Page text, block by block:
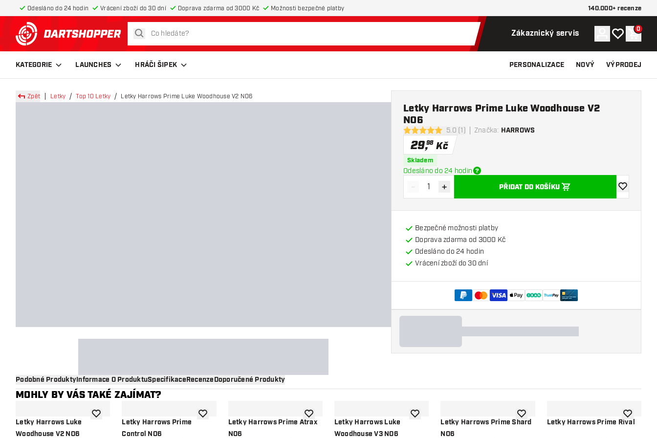
Odesláno do 24 hodin Vrácení zboží do 30 dní Doprava zdarma od 3000 Kč Možnosti bezpečné platby 140.000+ recenze
Zpět na hlavní stránku
hledat Zákaznický servis ÚčetMůj seznam
0
KATEGORIE LAUNCHES HRÁČI ŠIPEK PERSONALIZACE NOVÝ VÝPRODEJ
Zpět Letky Top 10 Letky Letky Harrows Prime Luke Woodhouse V2 NO6
5 hodnoticí hvězdičky
5.0 (1) Značka: HARROWS
Letky Harrows Prime Luke Woodhouse V2
NO6
29,98 Kč
Skladem
Odesláno do 24 hodin
Snížit množství
- Zvýšit množství
+ PŘIDAT DO KOŠÍKU
Přidat do
Bezpečné možnosti platby
Doprava zdarma od 3000 Kč
Odesláno do 24 hodin
Vrácení zboží do 30 dní
Podobné ProduktyInformace O ProduktuSpecifikaceRecenzeDoporučené Produkty
MOHLY BY VÁS TAKÉ ZAJÍMAT?
Letky Harrows Luke
Woodhouse V2 NO6
Přidat do seznamu přání
Letky Harrows Prime
Control NO6
Přidat do seznamu přání
Letky Harrows Prime Atrax
NO6
Přidat do seznamu přání
Letky Harrows Luke
Woodhouse V3 NO6
Přidat do seznamu přání
Letky Harrows Prime Shard
NO6
Přidat do seznamu přání
Letky Harrows Prime RivalPřidat do